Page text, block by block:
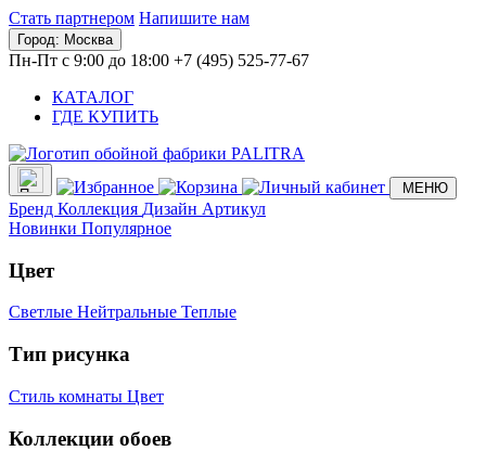
Стать партнером Напишите нам
Город: Москва
Пн-Пт с 9:00 до 18:00 +7 (495) 525-77-67
КАТАЛОГ
ГДЕ КУПИТЬ
МЕНЮ
Бренд Коллекция Дизайн Артикул
Новинки Популярное
Цвет
Светлые Нейтральные Теплые
Тип рисунка
Стиль комнаты Цвет
Коллекции обоев